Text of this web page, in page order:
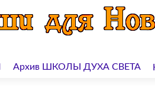
Архив ШКОЛЫ ДУХА СВЕТА